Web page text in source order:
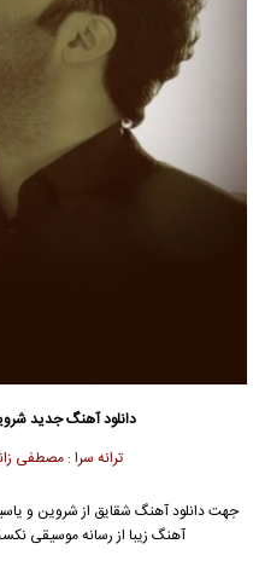
دانلود آهنگ جدید
ترانه سرا : مصطفی
جهت دانلود آهنگ شقایق از شروین و
آهنگ زیبا از رسانه موسیقی